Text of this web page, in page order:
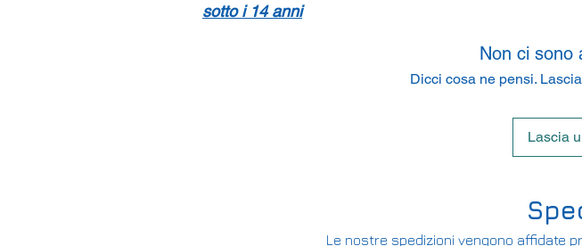
sotto i 14 anni
Non ci sono
Dicci cosa ne pensi.
Lascia
Le nostre spedizioni vengono affidate